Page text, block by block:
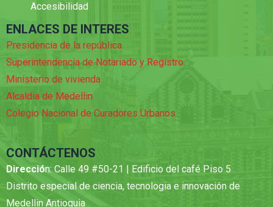
Accesibilidad
ENLACES DE INTERES
Presidencia de la república
Superintendencia de Notariado y Registro
Ministerio de vivienda
Alcaldia de Medellin
Colegio Nacional de Curadores Urbanos
CONTÁCTENOS
Dirección: Calle 49 #50-21 | Edificio del café Piso 5
Distrito especial de ciencia, tecnologia e innovación de
Medellin Antioquia